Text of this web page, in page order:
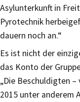
Asylunterkunft in
Pyrotechnik
dauern noch an.“
Es ist nicht der
das Konto der
„Die Beschuldigten –
2015 unter anderem